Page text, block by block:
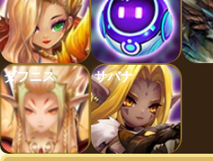
ダフニス サバナ